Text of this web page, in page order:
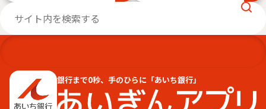
銀行まで0秒、手のひらに「あいち銀行」